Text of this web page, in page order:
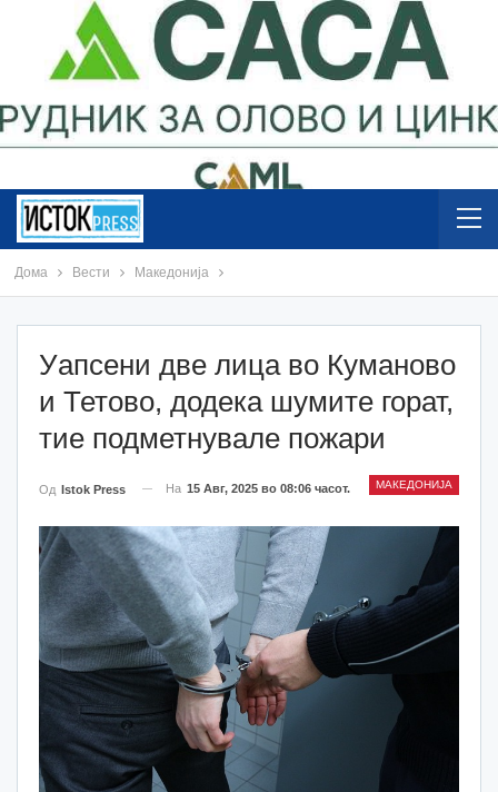
Дома Вести Македонија
Уапсени две лица во Куманово
и Тетово, додека шумите горат,
тие подметнувале пожари
МАКЕДОНИЈА
Од Istok Press На 15 Авг, 2025 во 08:06 часот.